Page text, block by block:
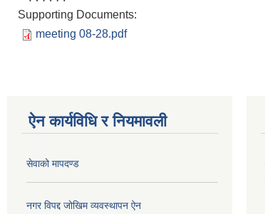
Supporting Documents:
meeting 08-28.pdf
ऐन कार्यविधि र नियमावली
सेवाको मापदण्ड
नगर विपद्द जोखिम व्यवस्थापन ऐन